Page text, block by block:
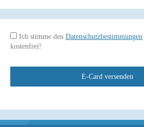
Ich stimme den Datenschutzbestimmungen
kostenfrei!